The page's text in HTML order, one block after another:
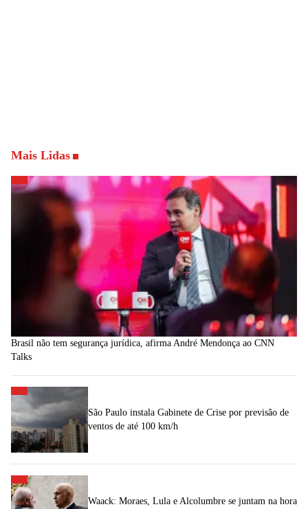
Mais Lidas
Brasil não tem segurança jurídica, afirma André Mendonça ao CNN
Talks
São Paulo instala Gabinete de Crise por previsão de
ventos de até 100 km/h
Waack: Moraes, Lula e Alcolumbre se juntam na hora